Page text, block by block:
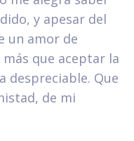
y apesar del
un amor de
que aceptar la
despreciable. Que
de mi